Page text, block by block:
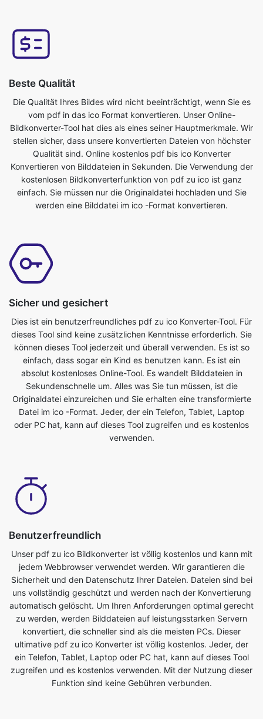
Beste Qualität
Die Qualität Ihres Bildes wird nicht beeinträchtigt, wenn Sie es
stellen sicher, dass unsere konvertierten Dateien von höchster
Qualität sind. Online kostenlos pdf bis ico Konverter
Konvertieren von Bilddateien in Sekunden. Die Verwendung der
kostenlosen Bildkonverterfunktion von pdf zu ico ist ganz
einfach. Sie müssen nur die Originaldatei hochladen und Sie
werden eine Bilddatei im ico -Format konvertieren.
Sicher und gesichert
Dies ist ein benutzerfreundliches pdf zu ico Konverter-Tool. Für
dieses Tool sind keine zusätzlichen Kenntnisse erforderlich. Sie
einfach, dass sogar ein Kind es benutzen kann. Es ist ein
absolut kostenloses Online-Tool. Es wandelt Bilddateien in
Sekundenschnelle um. Alles was Sie tun müssen, ist die
Originaldatei einzureichen und Sie erhalten eine transformierte
Datei im ico -Format. Jeder, der ein Telefon, Tablet, Laptop
oder PC hat, kann auf dieses Tool zugreifen und es kostenlos
verwenden.
Benutzerfreundlich
Unser pdf zu ico Bildkonverter ist völlig kostenlos und kann mit
jedem Webbrowser verwendet werden. Wir garantieren die
uns vollständig geschützt und werden nach der Konvertierung
automatisch gelöscht. Um Ihren Anforderungen optimal gerecht
zu werden, werden Bilddateien auf leistungsstarken Servern
konvertiert, die schneller sind als die meisten PCs. Dieser
ultimative pdf zu ico Konverter ist völlig kostenlos. Jeder, der
ein Telefon, Tablet, Laptop oder PC hat, kann auf dieses Tool
zugreifen und es kostenlos verwenden. Mit der Nutzung dieser
Funktion sind keine Gebühren verbunden.